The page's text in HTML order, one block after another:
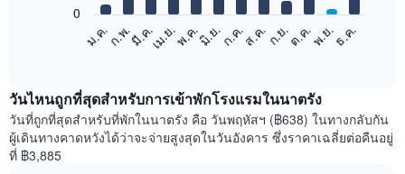
แสดง
ราคา
เฉลี่ย
ของ
ห้อง
ม.ค.ก.พ.มี.ค.เม.ย.พ.ค.มิ.ย.ก.ค.ส.ค.ก.ย.ต.ค.พ.ย.ธ.ค.
0
วันไหนถูกที่สุดสำหรับการเข้าพักโรงแรมในนาตรัง
วันที่ถูกที่สุดสำหรับที่พักในนาตรัง คือ วันพฤหัสฯ (฿638) ในทางกลับกัน
ผู้เดินทางคาดหวังได้ว่าจะจ่ายสูงสุดในวันอังคาร ซึ่งราคาเฉลี่ยต่อคืนอยู่
ที่ ฿3,885